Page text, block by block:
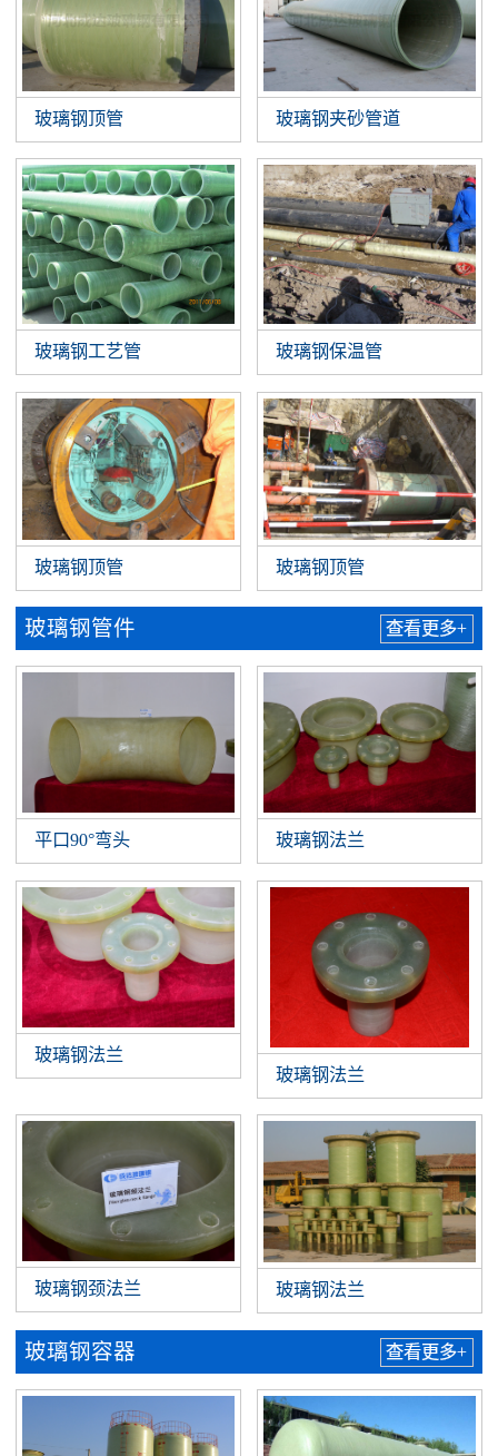
玻璃钢顶管 玻璃钢夹砂管道
玻璃钢工艺管 玻璃钢保温管
玻璃钢顶管 玻璃钢顶管
玻璃钢管件 查看更多+
平口90°弯头 玻璃钢法兰
玻璃钢法兰
玻璃钢法兰
玻璃钢颈法兰 玻璃钢法兰
玻璃钢容器 查看更多+